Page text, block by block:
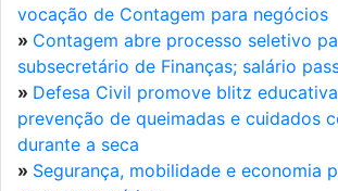
vocação de Contagem para negócios
» Contagem abre processo seletivo
subsecretário de Finanças; salário
» Defesa Civil promove blitz
prevenção de queimadas e cuidados
durante a seca
» Segurança, mobilidade e economia